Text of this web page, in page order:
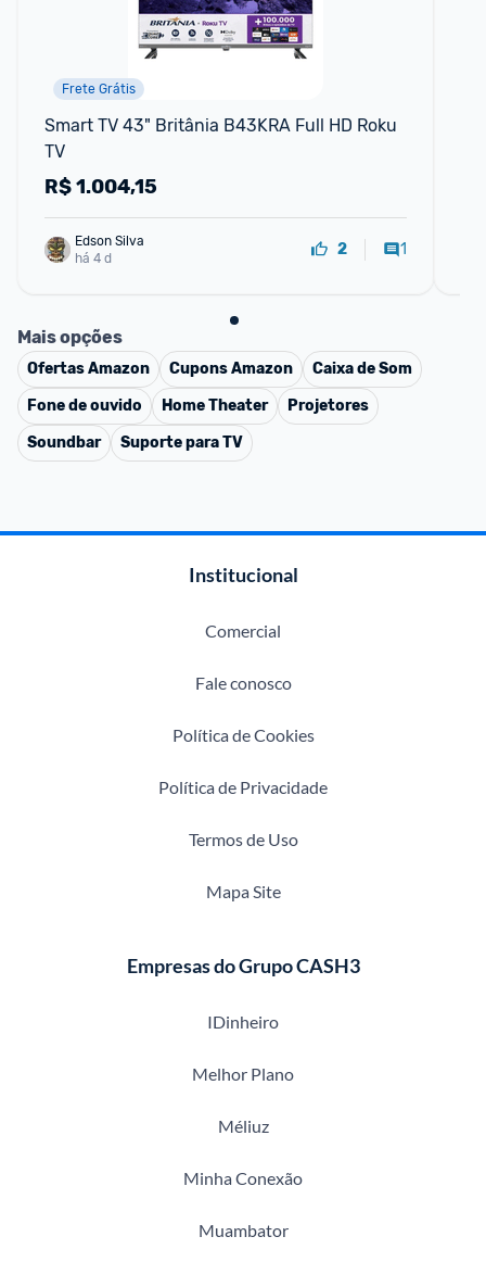
Frete Grátis
Smart TV 43" Britânia B43KRA Full HD Roku
TV
R$1.004,15
Edson Silva
há 4 d
2 1
Mais opções
OfertasAmazon CuponsAmazon
Caixa de Som
Fone de ouvido
Home Theater
Projetores
Soundbar
Suporte para TV
Institucional
Comercial
Fale conosco
Política de Cookies
Política de Privacidade
Termos de Uso
Mapa Site
Empresas do Grupo CASH3
IDinheiro
Melhor Plano
Méliuz
Minha Conexão
Muambator